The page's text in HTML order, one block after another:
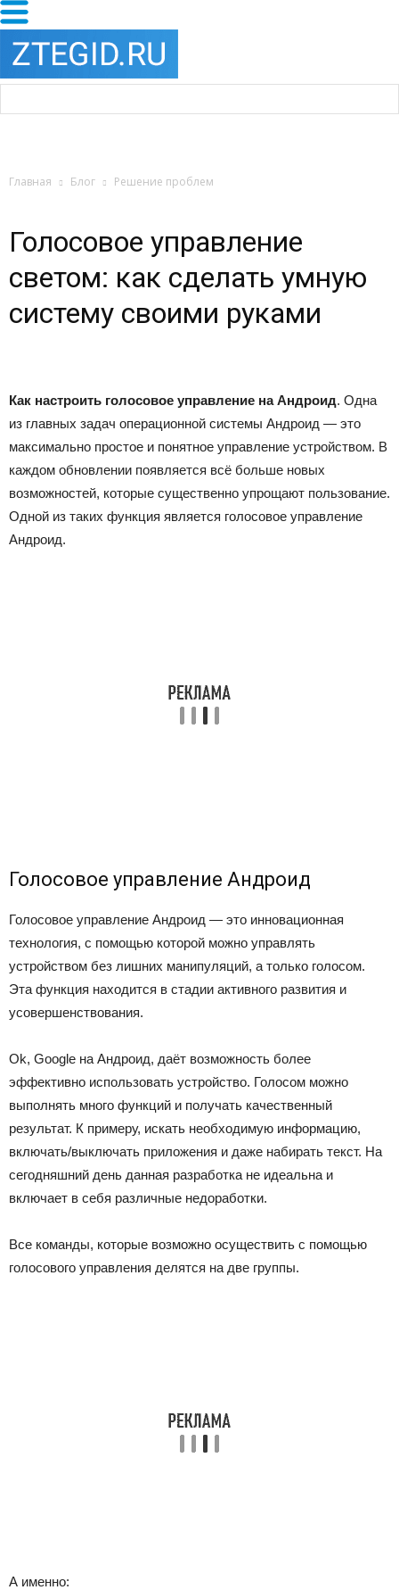
Главная Блог Решение проблем
Голосовое управление
светом: как сделать умную
систему своими руками
Как настроить голосовое управление на Андроид. Одна
из главных задач операционной системы Андроид — это
максимально простое и понятное управление устройством. В
каждом обновлении появляется всё больше новых
возможностей, которые существенно упрощают пользование.
Одной из таких функция является голосовое управление
Андроид.
Голосовое управление Андроид
Голосовое управление Андроид — это инновационная
технология, с помощью которой можно управлять
устройством без лишних манипуляций, а только голосом.
Эта функция находится в стадии активного развития и
усовершенствования.
Ok, Google на Андроид, даёт возможность более
эффективно использовать устройство. Голосом можно
выполнять много функций и получать качественный
результат. К примеру, искать необходимую информацию,
включать/выключать приложения и даже набирать текст. На
сегодняшний день данная разработка не идеальна и
включает в себя различные недоработки.
Все команды, которые возможно осуществить с помощью
голосового управления делятся на две группы.
А именно: